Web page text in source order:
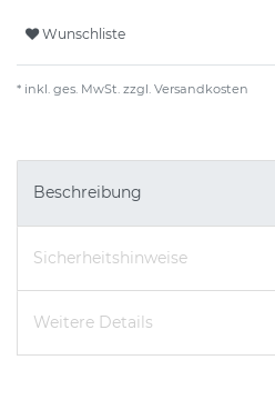
Wunschliste
* inkl. ges. MwSt. zzgl. Versandkosten
Beschreibung
Sicherheitshinweise
Weitere Details